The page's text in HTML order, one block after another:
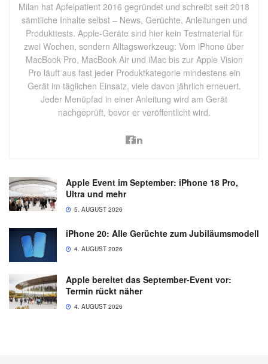
Milan hat Apfelpatient 2016 gegründet und schreibt seit 2018
sämtliche Inhalte selbst – News, Gerüchte, Anleitungen und
Produkttests. Apple-Geräte sind hier kein Testmaterial für
zwei Wochen, sondern Alltagswerkzeug: Vom iPhone über
MacBook Pro, MacBook Air und iMac bis zur Apple Vision
Pro läuft aus fast jeder Produktkategorie mindestens ein
Gerät im täglichen Einsatz, viele davon jährlich erneuert.
Jeder Menüpfad in einer Anleitung wird am Gerät
nachgeprüft, bevor er veröffentlicht wird.
Apple Event im September: iPhone 18 Pro,
Ultra und mehr
5. AUGUST 2026
iPhone 20: Alle Gerüchte zum Jubiläumsmodell
4. AUGUST 2026
Apple bereitet das September-Event vor:
Termin rückt näher
4. AUGUST 2026